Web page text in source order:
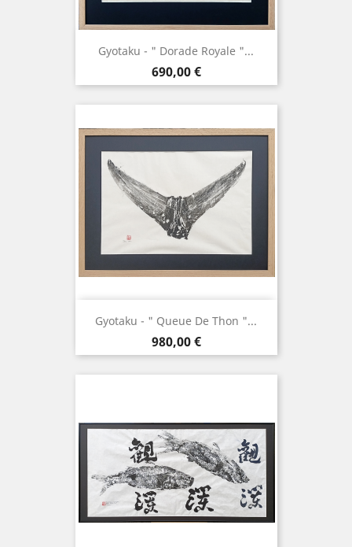
Gyotaku - " Dorade Royale "...
Prix
690,00 €
Gyotaku - " Queue De Thon "...
Prix
980,00 €